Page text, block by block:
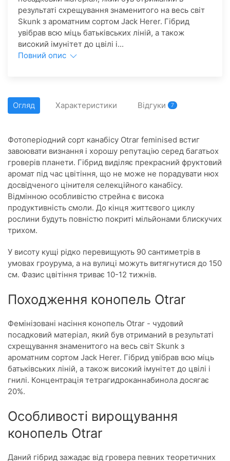
результаті схрещування знаменитого на весь світ
Skunk з ароматним сортом Jack Herer. Гібрид
увібрав всю міць батьківських ліній, а також
високий імунітет до цвілі і...
Повний опис
Огляд Характеристики Відгуки 7
Фотоперіодний сорт канабісу Otrar feminised встиг
завоювати визнання і хорошу репутацію серед багатьох
гроверів планети. Гібрид виділяє прекрасний фруктовий
аромат під час цвітіння, що не може не порадувати нюх
досвідченого цінителя селекційного канабісу.
Відмінною особливістю стрейна є висока
продуктивність смоли. До кінця життєвого циклу
рослини будуть повністю покриті мільйонами блискучих
трихом.
У висоту кущі рідко перевищують 90 сантиметрів в
умовах гроурума, а на вулиці можуть витягнутися до 150
см. Фазис цвітіння триває 10-12 тижнів.
Походження конопель Otrar
Фемінізовані насіння конопель Otrar - чудовий
посадковий матеріал, який був отриманий в результаті
схрещування знаменитого на весь світ Skunk з
ароматним сортом Jack Herer. Гібрид увібрав всю міць
батьківських ліній, а також високий імунітет до цвілі і
гнилі. Концентрація тетрагидроканнабинола досягає
20%.
Особливості вирощування
конопель Otrar
Даний гібрид зажадає від гровера певних теоретичних